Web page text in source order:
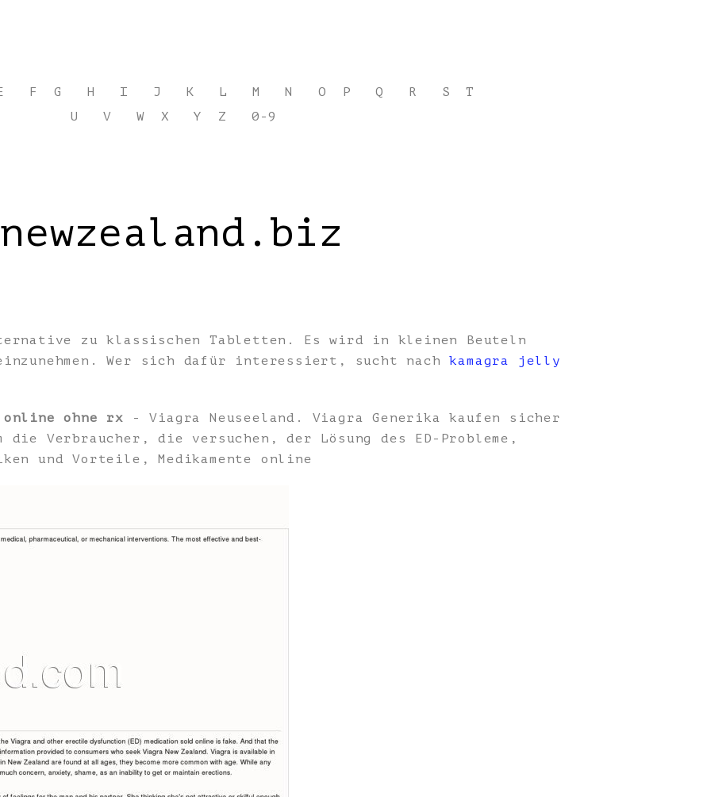
F G H I J K L M N O P Q R S
T
U
V W X Y Z 0-9
zu klassischen Tabletten. Es wird in kleinen Beuteln
Wer sich dafür interessiert, sucht nachkamagra jelly
online ohne rx - Viagra Neuseeland. Viagra Generika kaufen sicher
Verbraucher, die versuchen, der Lösung des ED-Probleme,
und Vorteile, Medikamente online